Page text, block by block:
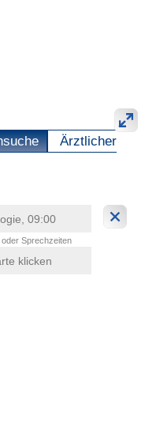
Ärztlicher
Sprechzeiten